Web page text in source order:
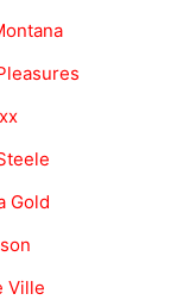
Gold
Ville